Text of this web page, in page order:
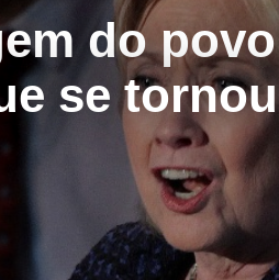
do povo
se tornou